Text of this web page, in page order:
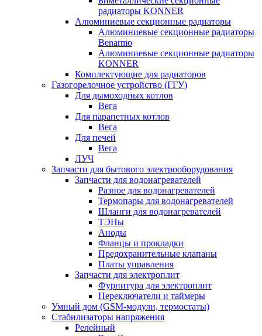
радиаторы KONNER
Алюминиевые секционные радиаторы
Алюминиевые секционные радиаторы
Benarmo
Алюминиевые секционные радиаторы
KONNER
Комплектующие для радиаторов
Газогорелочное устройство (ГГУ)
Для дымоходных котлов
Вега
Для парапетных котлов
Вега
Для печей
Вега
ЛУЧ
Запчасти для бытового электрооборудования
Запчасти для водонагревателей
Разное для водонагревателей
Термопары для водонагревателей
Шланги для водонагревателей
ТЭНы
Аноды
Фланцы и прокладки
Предохранительные клапаны
Платы управления
Запчасти для электроплит
Фурнитура для электроплит
Переключатели и таймеры
Умный дом (GSM-модули, термостаты)
Cтабилизаторы напряжения
Релейный